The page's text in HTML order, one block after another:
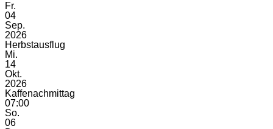
Fr.
04
Sep.
2026
Herbstausflug
Mi.
14
Okt.
2026
Kaffenachmittag
07:00
So.
06